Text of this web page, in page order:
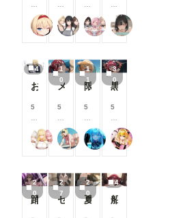
る
と
こ
と
が
き
ま
す
る
と
こ
と
が
き
ま
す
る
と
こ
と
が
き
ま
す
る
と
こ
と
が
き
ま
す
コ
イ
月
以
上
る
と
こ
と
が
えーてぃーえふ
0
コ
イ
/
月
以
上
る
と
こ
と
が
タワマン妻
0
コ
イ
/
月
以
上
る
と
こ
と
が
17時からはアイドル！
0
コ
ン
/
月
以
す
る
る
こ
と
4
5
コ
イ
/
月
以
上
一軍ギャルズ
1
0
メンシプ限定
5
0
コ
イ
/
月
以
上
オマンティス3世
1
1
限定イラスト No.139
5
0
コ
イ
/
月
以
上
Nox
3
0
黒咲芽亜 猫ランジェリー③
5
0
コ
イ
月
以
上
2
0
踊り子さん
2
7
セーラーちゃんと先生 26-08-04
2
0
夏休みに覚えたこと
4